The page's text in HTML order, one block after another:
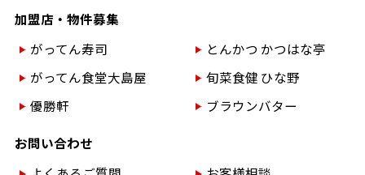
加盟店・物件募集
がってん寿司
とんかつ かつはな亭
がってん食堂大島屋
旬菜食健 ひな野
優勝軒
ブラウンバター
お問い合わせ